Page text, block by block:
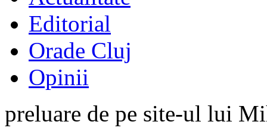
Editorial
Orade Cluj
Opinii
preluare de pe site-ul lui